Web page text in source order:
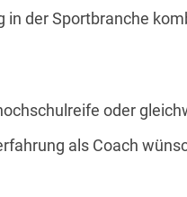
der Sportbranche
oder
als Coach